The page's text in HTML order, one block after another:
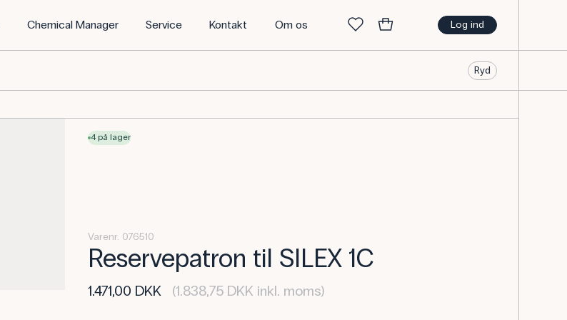
Log ind
Chemical Manager Service Kontakt Om os
Ryd
4 på lager
Varenr. 076510
Reservepatron til SILEX 1C
1.471,00 DKK (1.838,75 DKK inkl. moms)